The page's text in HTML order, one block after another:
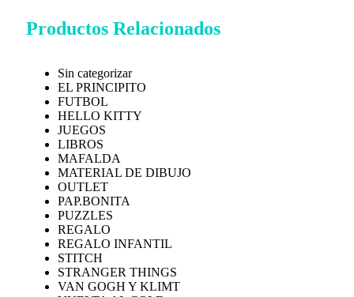
Productos Relacionados
Sin categorizar
EL PRINCIPITO
FUTBOL
HELLO KITTY
JUEGOS
LIBROS
MAFALDA
MATERIAL DE DIBUJO
OUTLET
PAP.BONITA
PUZZLES
REGALO
REGALO INFANTIL
STITCH
STRANGER THINGS
VAN GOGH Y KLIMT